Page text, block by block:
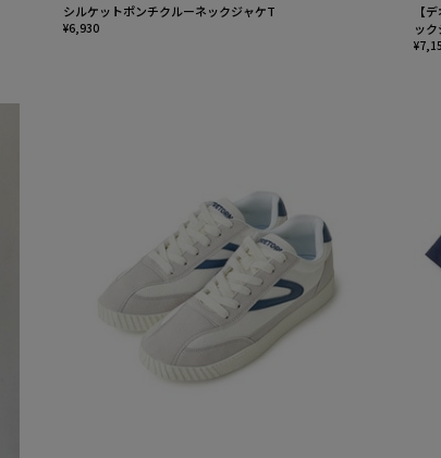
シルケットポンチクルーネックジャケT
¥6,930
【
ッ